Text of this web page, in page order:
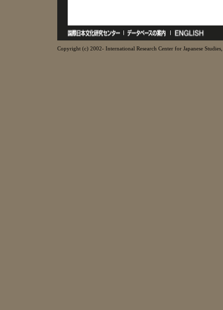
Copyright (c) 2002- International Research Center for Japanese